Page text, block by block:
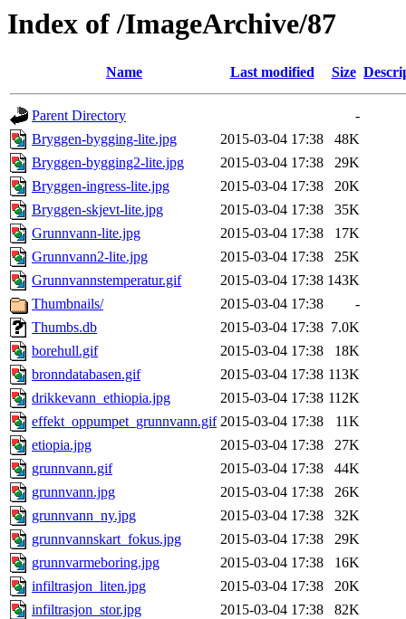
Index of /ImageArchive/87
Name Last modified Size
Parent Directory
-
Bryggen-bygging-lite.jpg
2015-03-04 17:38
48K
Bryggen-bygging2-lite.jpg
2015-03-04 17:38
29K
Bryggen-ingress-lite.jpg
2015-03-04 17:38
20K
Bryggen-skjevt-lite.jpg
2015-03-04 17:38
35K
Grunnvann-lite.jpg
2015-03-04 17:38
17K
Grunnvann2-lite.jpg
2015-03-04 17:38
25K
Grunnvannstemperatur.gif
2015-03-04 17:38 143K
Thumbnails/
2015-03-04 17:38
-
Thumbs.db
2015-03-04 17:38 7.0K
borehull.gif
2015-03-04 17:38
18K
bronndatabasen.gif
2015-03-04 17:38 113K
drikkevann_ethiopia.jpg
2015-03-04 17:38 112K
effekt_oppumpet_grunnvann.gif 2015-03-04 17:38
11K
etiopia.jpg
2015-03-04 17:38
27K
grunnvann.gif
2015-03-04 17:38
44K
grunnvann.jpg
2015-03-04 17:38
26K
grunnvann_ny.jpg
2015-03-04 17:38
32K
grunnvannskart_fokus.jpg
2015-03-04 17:38
29K
grunnvarmeboring.jpg
2015-03-04 17:38
16K
infiltrasjon_liten.jpg
2015-03-04 17:38
20K
infiltrasjon_stor.jpg
2015-03-04 17:38
82K